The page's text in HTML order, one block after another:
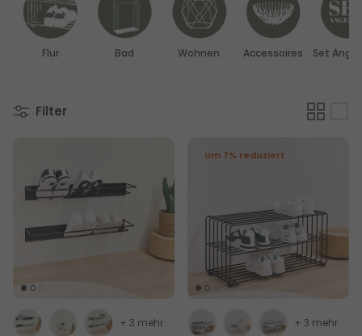
Flur Bad Wohnen Accessoires Set
Filter
+ 3 mehr
Um 7% reduziert
+ 3 mehr